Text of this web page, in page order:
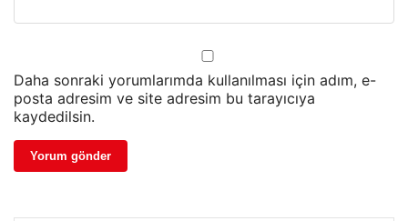
Daha sonraki yorumlarımda kullanılması için adım, e-
posta adresim ve site adresim bu tarayıcıya
kaydedilsin.